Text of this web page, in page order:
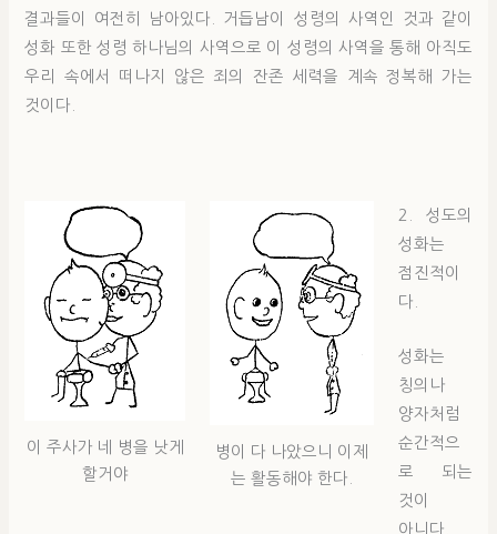
결과들이 여전히 남아있다. 거듭남이 성령의 사역인 것과 같이
성화 또한 성령 하나님의 사역으로 이 성령의 사역을 통해 아직도
우리 속에서 떠나지 않은 죄의 잔존 세력을 계속 정복해 가는
것이다.
이 주사가 네 병을 낫게
할거야
병이 다 나았으니 이제
는 활동해야 한다.
2. 성도의
성화는
점진적이
다.
성화는
칭의나
양자처럼
순간적으
로 되는
것이
아니다.